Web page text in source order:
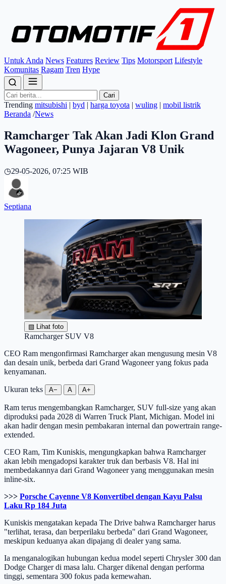
Untuk Anda News Features Review Tips Motorsport Lifestyle
Komunitas Ragam Tren Hype
Cari
Trending mitsubishi | byd | harga toyota | wuling | mobil listrik
Beranda /News
Ramcharger Tak Akan Jadi Klon Grand
Wagoneer, Punya Jajaran V8 Unik
◷29-05-2026, 07:25 WIB
Septiana
▧ Lihat foto
Ramcharger SUV V8
CEO Ram mengonfirmasi Ramcharger akan mengusung mesin V8
dan desain unik, berbeda dari Grand Wagoneer yang fokus pada
kenyamanan.
Ukuran teks A− A A+
Ram terus mengembangkan Ramcharger, SUV full-size yang akan
diproduksi pada 2028 di Warren Truck Plant, Michigan. Model ini
akan hadir dengan mesin pembakaran internal dan powertrain range-
extended.
CEO Ram, Tim Kuniskis, mengungkapkan bahwa Ramcharger
akan lebih mengadopsi karakter truk dan berbasis V8. Hal ini
membedakannya dari Grand Wagoneer yang menggunakan mesin
inline-six.
>>> Porsche Cayenne V8 Konvertibel dengan Kayu Palsu
Laku Rp 184 Juta
Kuniskis mengatakan kepada The Drive bahwa Ramcharger harus
"terlihat, terasa, dan berperilaku berbeda" dari Grand Wagoneer,
meskipun keduanya akan dipajang di dealer yang sama.
Ia menganalogikan hubungan kedua model seperti Chrysler 300 dan
Dodge Charger di masa lalu. Charger dikenal dengan performa
tinggi, sementara 300 fokus pada kemewahan.